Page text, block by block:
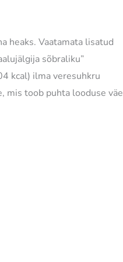
heaks. Vaatamata lisatud
sõbraliku”
kcal) ilma veresuhkru
mis toob puhta looduse väe